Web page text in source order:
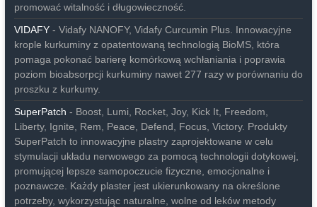
promować witalność i długowieczność.
VIDAFY- Vidafy NANOFY, Vidafy Curcumin Plus. Innowacyjne
krople kurkuminy z opatentowaną technologią BioMS, która
pomaga pokonać barierę komórkową wchłaniania i poprawia
poziom bioabsorpcji kurkuminy nawet 277 razy w porównaniu do
proszku z kurkumy.
SuperPatch - Boost, Lumi, Rocket, Joy, Kick It, Freedom,
Liberty, Ignite, Rem, Peace, Defend, Focus, Victory. Produkty
SuperPatch to innowacyjne plastry zaprojektowane w celu
stymulacji układu nerwowego za pomocą technologii dotykowej,
promującej lepsze samopoczucie fizyczne, emocjonalne i
poznawcze. Każdy plaster jest ukierunkowany na określone
potrzeby, wykorzystując naturalne, wolne od leków metody